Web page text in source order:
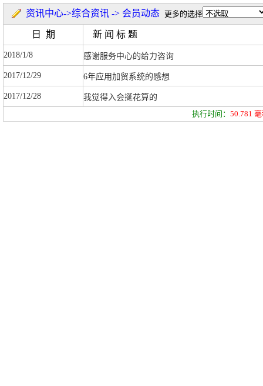
资讯中心->综合资讯 -> 会员动态 更多的选择
日 期 新 闻 标 题
2018/1/8 感谢服务中心的给力咨询
2017/12/29 6年应用加贸系统的感想
2017/12/28
我觉得入会挻花算的
执行时间： 50.781